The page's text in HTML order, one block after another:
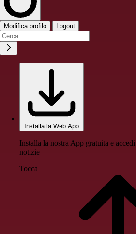
Modifica profilo Logout
Installa la Web App
Installa la nostra App gratuita e
notizie
Tocca